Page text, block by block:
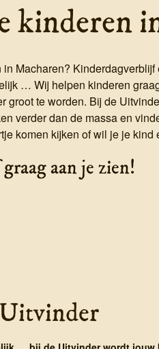
kinderen
Macharen?
… Wij helpen kinderen
groot te worden. Bij de
verder dan de massa en
komen kijken of wil je je
aan je zien!